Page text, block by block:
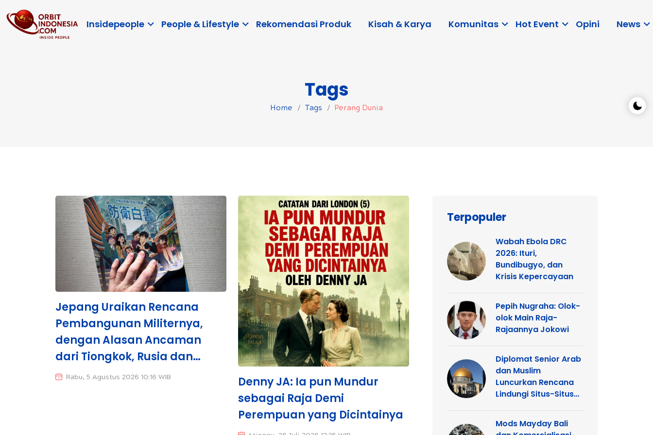
Insidepeople People & Lifestyle Rekomendasi Produk Kisah & Karya Komunitas Hot Event Opini News
Tags
Home Tags Perang Dunia
Jepang Uraikan Rencana
Pembangunan Militernya,
dengan Alasan Ancaman
dari Tiongkok, Rusia dan
Korea Utara
Rabu, 5 Agustus 2026 10:16 WIB
Denny JA: Ia pun Mundur
sebagai Raja Demi
Perempuan yang Dicintainya
Terpopuler
Wabah Ebola DRC
2026: Ituri,
Bundibugyo, dan
Krisis Kepercayaan
Pepih Nugraha: Olok-
olok Main Raja-
Rajaannya Jokowi
Diplomat Senior Arab
dan Muslim
Luncurkan Rencana
Lindungi Situs-Situs
Yerusalem
Mods Mayday Bali